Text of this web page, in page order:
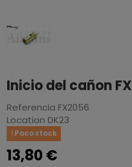
Inicio del cañon FX
Referencia FX2056
Location DK23
Poco stock
13,80 €